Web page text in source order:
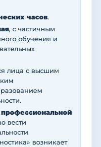
часов.
, с частичным
обучения и
лица с высшим
вести
возникает